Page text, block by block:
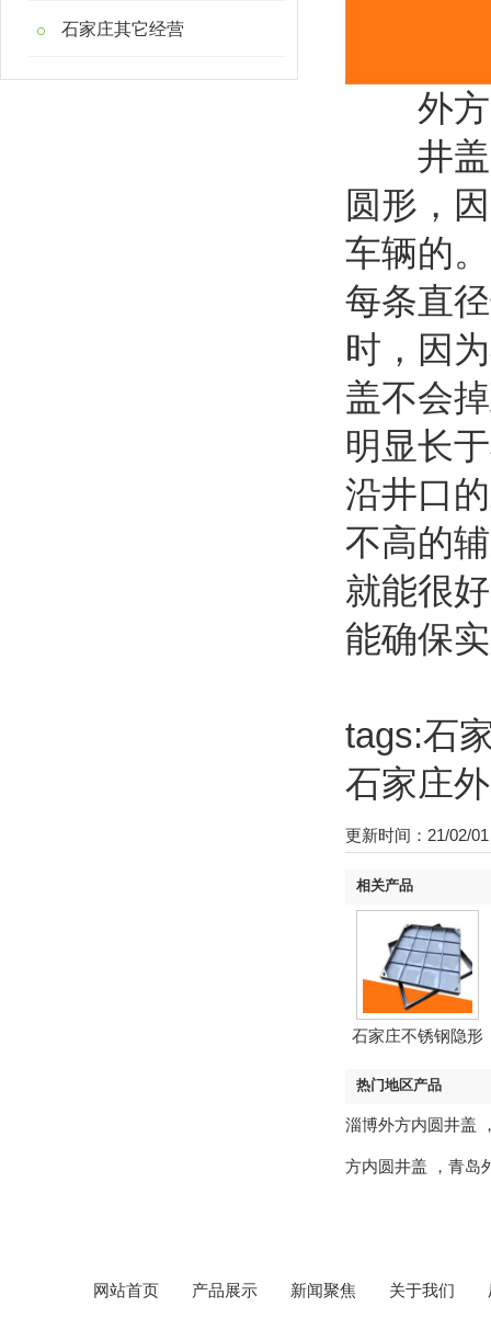
石家庄其它经营
外方
井盖一
圆形，
车辆的
每条直
时，因
盖不会
明显长
沿井口
不高的
就能很
能确保
tags:石
石家庄
更新时间：21/02/
相关产品
石家庄不锈钢隐形
热门地区产品
淄博外方内圆井盖
方内圆井盖 ， 青岛
网站首页 产品展示 新闻聚焦 关于我们